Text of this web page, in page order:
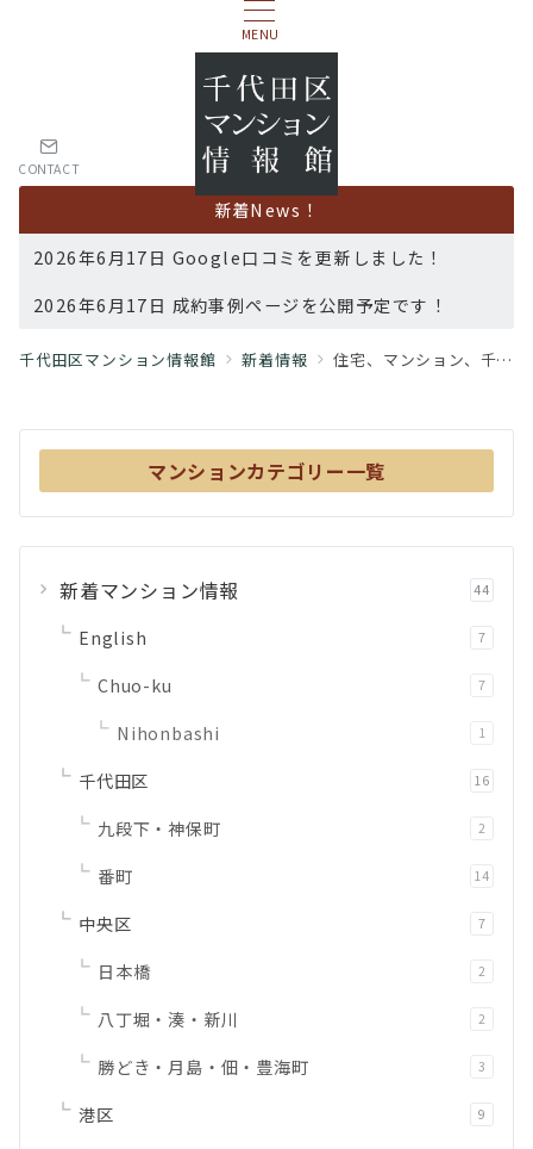
MENU
CONTACT
新着News！
2026年6月17日 Google口コミを更新しました！
2026年6月17日 成約事例ページを公開予定です！
千代田区マンション情報館 新着情報 住宅、マンション、千代田区、耐震性、地震
マンションカテゴリー一覧
新着マンション情報 44
English 7
Chuo-ku 7
Nihonbashi 1
千代田区 16
九段下・神保町 2
番町 14
中央区 7
日本橋 2
八丁堀・湊・新川 2
勝どき・月島・佃・豊海町 3
港区 9